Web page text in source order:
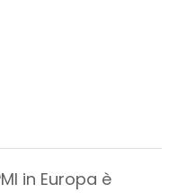
in Europa è